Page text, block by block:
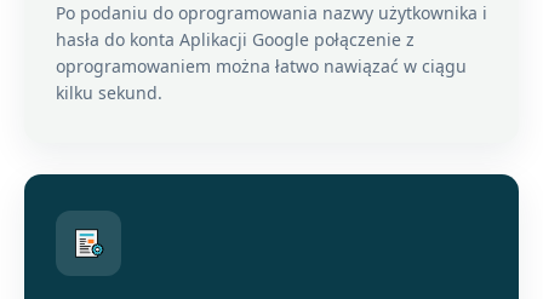
Po podaniu do oprogramowania nazwy użytkownika i
hasła do konta Aplikacji Google połączenie z
oprogramowaniem można łatwo nawiązać w ciągu
kilku sekund.